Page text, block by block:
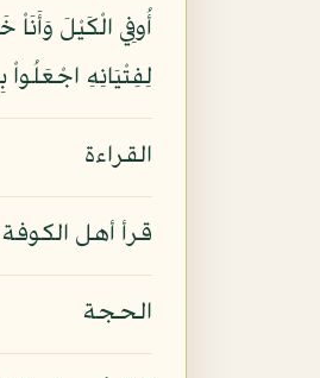
أُوفِي الْكَيْلَ وَأَنَاْ
لِفِتْيَانِهِ
القراءة
قرأ أهل
الحجة